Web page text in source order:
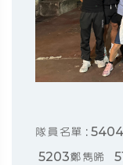
隊員名單 :
5203鄭雋晞